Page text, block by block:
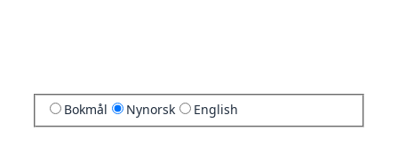
Bokmål Nynorsk English